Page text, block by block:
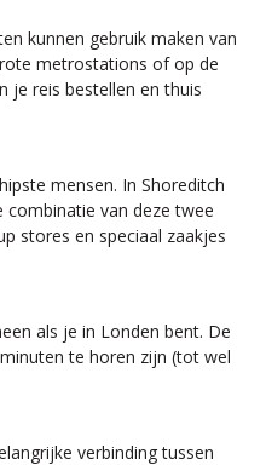
kunnen gebruik maken van
metrostations of op de
je reis bestellen en thuis
mensen. In Shoreditch
van deze twee
stores en speciaal zaakjes
als je in Londen bent. De
te horen zijn (tot wel
verbinding tussen